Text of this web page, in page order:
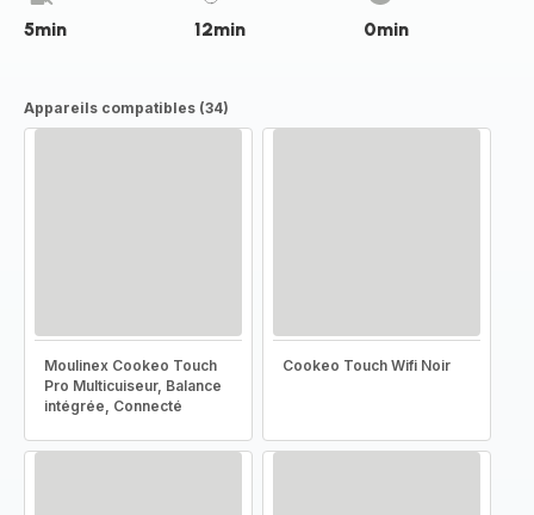
5min 12min 0min
Appareils compatibles (34)
Moulinex Cookeo Touch
Pro Multicuiseur, Balance
intégrée, Connecté
Cookeo Touch Wifi Noir